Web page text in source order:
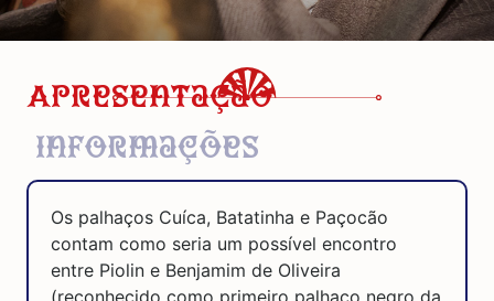
Apresentação
Informações
Os palhaços Cuíca, Batatinha e Paçocão
contam como seria um possível encontro
entre Piolin e Benjamim de Oliveira
(reconhecido como primeiro palhaço negro da